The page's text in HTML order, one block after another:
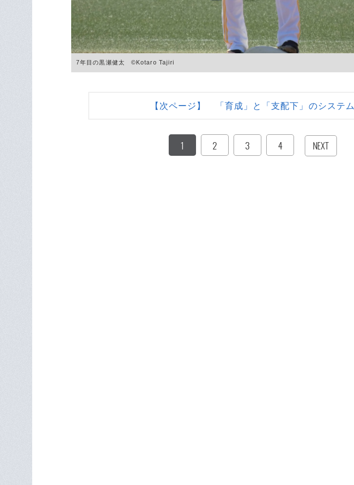
7年目の黒瀬健太 ©Kotaro Tajiri
【次ページ】 「育成」と「支配下」のシステム
1 2 3 4 NEXT